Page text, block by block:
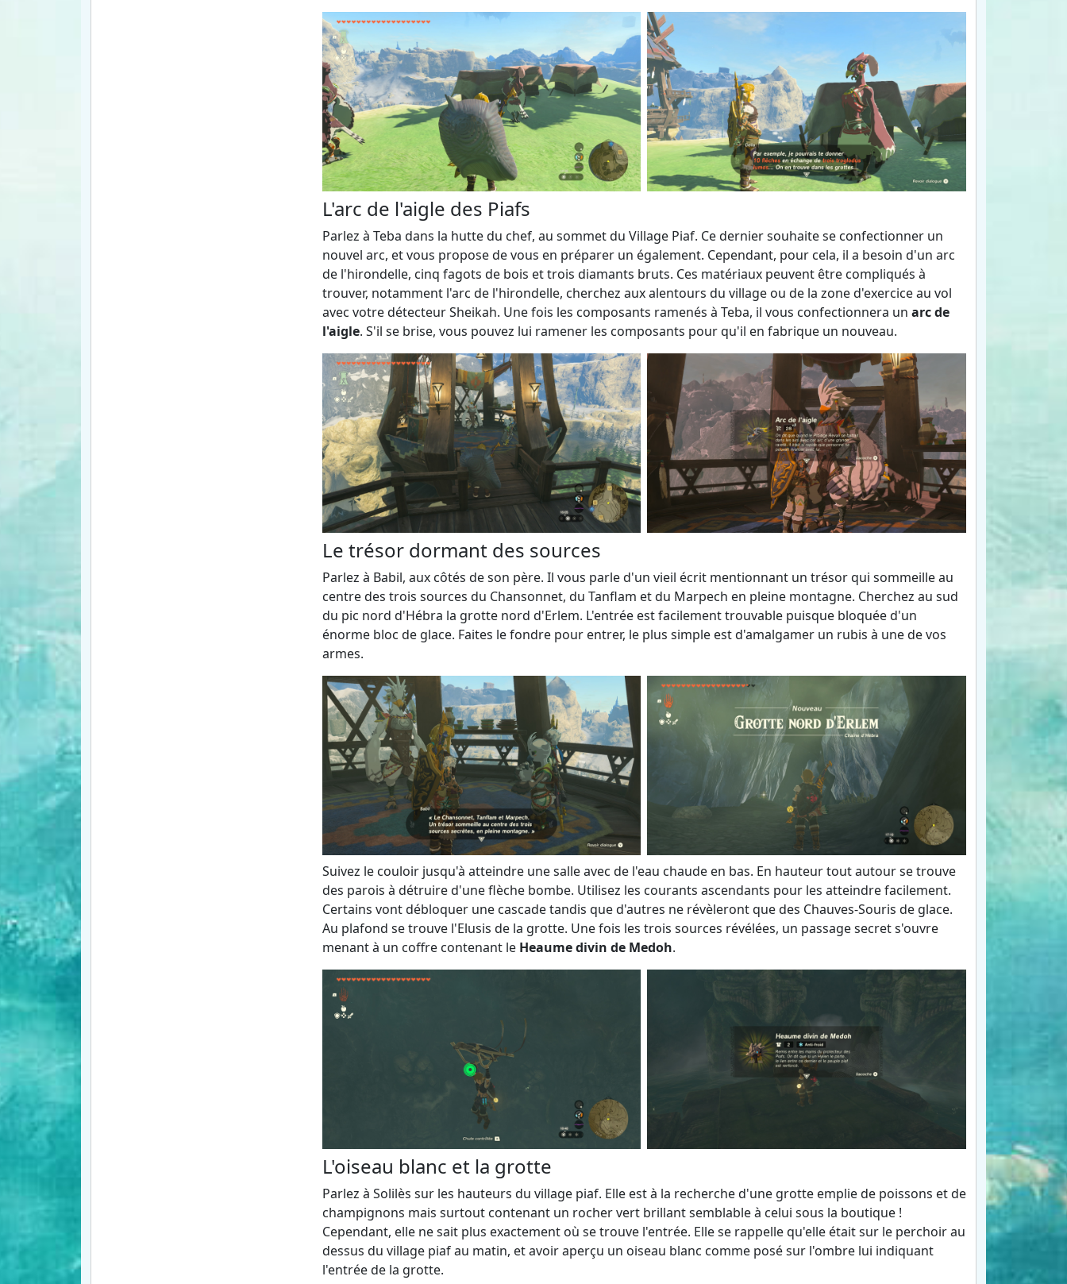
L'arc de l'aigle des Piafs
Parlez à Teba dans la hutte du chef, au sommet du Village Piaf. Ce dernier souhaite se confectionner un
nouvel arc, et vous propose de vous en préparer un également. Cependant, pour cela, il a besoin d'un arc
de l'hirondelle, cinq fagots de bois et trois diamants bruts. Ces matériaux peuvent être compliqués à
trouver, notamment l'arc de l'hirondelle, cherchez aux alentours du village ou de la zone d'exercice au vol
avec votre détecteur Sheikah. Une fois les composants ramenés à Teba, il vous confectionnera un arc de
l'aigle. S'il se brise, vous pouvez lui ramener les composants pour qu'il en fabrique un nouveau.
Le trésor dormant des sources
Parlez à Babil, aux côtés de son père. Il vous parle d'un vieil écrit mentionnant un trésor qui sommeille au
centre des trois sources du Chansonnet, du Tanflam et du Marpech en pleine montagne. Cherchez au sud
du pic nord d'Hébra la grotte nord d'Erlem. L'entrée est facilement trouvable puisque bloquée d'un
énorme bloc de glace. Faites le fondre pour entrer, le plus simple est d'amalgamer un rubis à une de vos
armes.
Suivez le couloir jusqu'à atteindre une salle avec de l'eau chaude en bas. En hauteur tout autour se trouve
des parois à détruire d'une flèche bombe. Utilisez les courants ascendants pour les atteindre facilement.
Certains vont débloquer une cascade tandis que d'autres ne révèleront que des Chauves-Souris de glace.
Au plafond se trouve l'Elusis de la grotte. Une fois les trois sources révélées, un passage secret s'ouvre
menant à un coffre contenant le Heaume divin de Medoh.
L'oiseau blanc et la grotte
Parlez à Solilès sur les hauteurs du village piaf. Elle est à la recherche d'une grotte emplie de poissons et de
champignons mais surtout contenant un rocher vert brillant semblable à celui sous la boutique !
Cependant, elle ne sait plus exactement où se trouve l'entrée. Elle se rappelle qu'elle était sur le perchoir au
dessus du village piaf au matin, et avoir aperçu un oiseau blanc comme posé sur l'ombre lui indiquant
l'entrée de la grotte.